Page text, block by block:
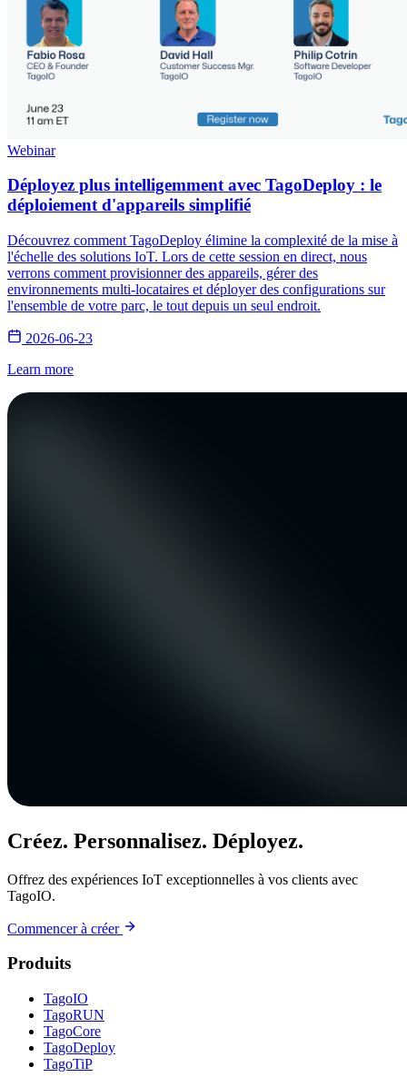
Webinar
Déployez plus intelligemment avec TagoDeploy : le
déploiement d'appareils simplifié
Découvrez comment TagoDeploy élimine la complexité de la mise à
l'échelle des solutions IoT. Lors de cette session en direct, nous
verrons comment provisionner des appareils, gérer des
environnements multi-locataires et déployer des configurations sur
l'ensemble de votre parc, le tout depuis un seul endroit.
2026-06-23
Learn more
Créez. Personnalisez. Déployez.
Offrez des expériences IoT exceptionnelles à vos clients avec
TagoIO.
Commencer à créer
Produits
TagoIO
TagoRUN
TagoCore
TagoDeploy
TagoTiP